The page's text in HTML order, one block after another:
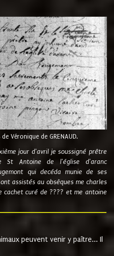
Véronique de GRENAUD.
jour d'avril je soussigné prêtre
St Antoine de l'église d'aranc
qui decéda munie de ses
assistés au obsèques me charles
cachet curé de ???? et me antoine
peuvent venir y paître... Il